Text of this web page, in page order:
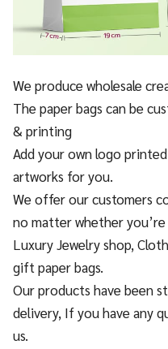
We produce wholesale
The paper bags can be
& printing
Add your own logo
artworks for you.
We offer our customers
no matter whether you’re
Luxury Jewelry shop,
gift paper bags.
Our products have been
delivery, If you have any
us.